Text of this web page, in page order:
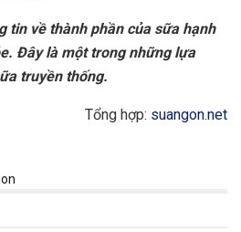
tin về thành phần của sữa hạnh
Đây là một trong những lựa
truyền thống.
Tổng hợp: suangon.net